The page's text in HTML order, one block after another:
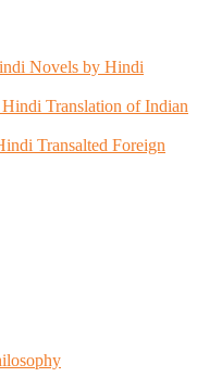
Novels by Hindi
Hindi Translation of Indian
Transalted Foreign